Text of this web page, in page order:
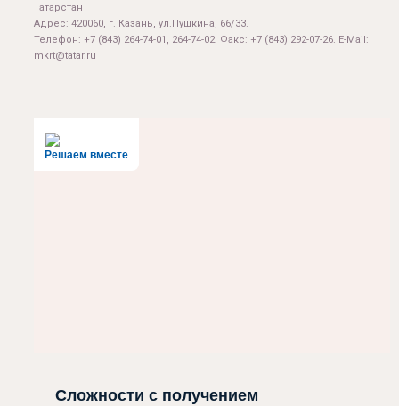
Татарстан
Адрес: 420060, г. Казань, ул.Пушкина, 66/33.
Телефон: +7 (843) 264-74-01, 264-74-02. Факс: +7 (843) 292-07-26. E-Mail:
mkrt@tatar.ru
Решаем вместе
Сложности с получением